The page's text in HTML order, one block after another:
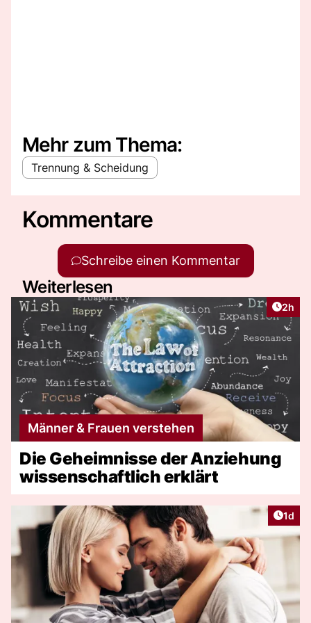
Mehr zum Thema:
Trennung & Scheidung
Kommentare
Schreibe einen Kommentar
Weiterlesen
2h
Männer & Frauen verstehen
Die Geheimnisse der Anziehung
wissenschaftlich erklärt
1d